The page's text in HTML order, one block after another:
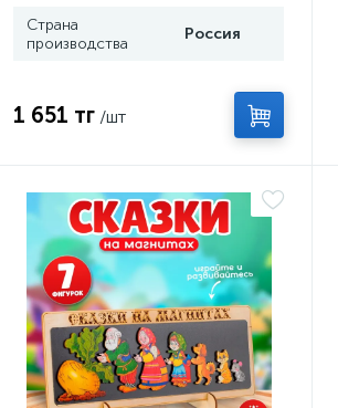
Страна
производства
Россия
1 651 тг /шт